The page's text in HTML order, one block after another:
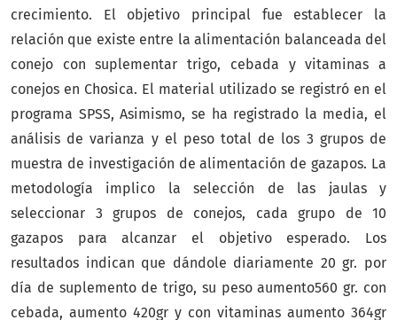
crecimiento. El objetivo principal fue establecer la
relación que existe entre la alimentación balanceada del
conejo con suplementar trigo, cebada y vitaminas a
conejos en Chosica. El material utilizado se registró en el
programa SPSS, Asimismo, se ha registrado la media, el
análisis de varianza y el peso total de los 3 grupos de
muestra de investigación de alimentación de gazapos. La
metodología implico la selección de las jaulas y
seleccionar 3 grupos de conejos, cada grupo de 10
gazapos para alcanzar el objetivo esperado. Los
resultados indican que dándole diariamente 20 gr. por
día de suplemento de trigo, su peso aumento560 gr. con
cebada, aumento 420gr y con vitaminas aumento 364gr